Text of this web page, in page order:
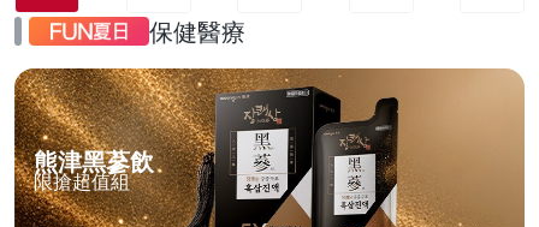
保健醫療
熊津黑蔘飲
限搶超值組